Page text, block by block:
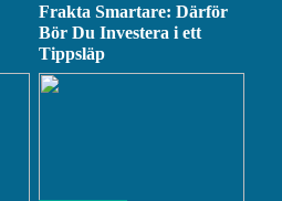
Frakta Smartare: Därför
Bör Du Investera i ett
Tippsläp